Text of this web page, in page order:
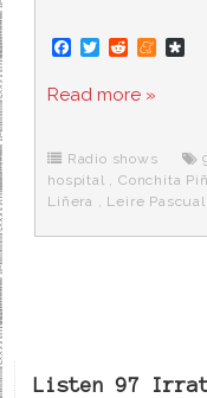
F
e
o
k
T
t
r
R
d
M
e
r
a
Read more »
Radio shows
hospital ,Conchita
Liñera , Leire Pascual
Listen 97